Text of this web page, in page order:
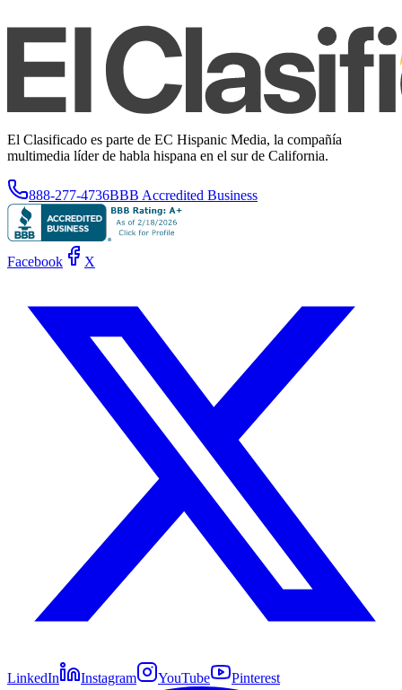
El Clasificado es parte de EC Hispanic Media, la compañía
multimedia líder de habla hispana en el sur de California.
888-277-4736BBB Accredited Business
Facebook X
LinkedIn Instagram YouTube Pinterest